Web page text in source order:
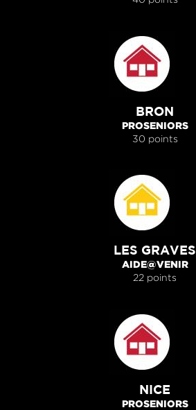
BRON
PROSENIORS
30 points
LES GRAVES
AIDE@VENIR
22 points
NICE
PROSENIORS